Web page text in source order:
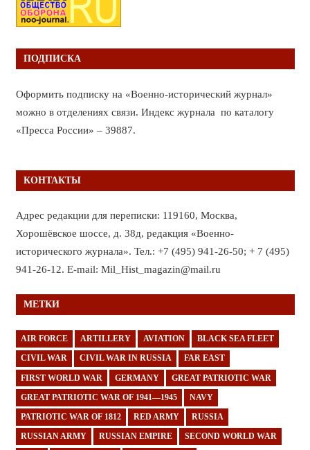
ПОДПИСКА
Оформить подписку на «Военно-исторический журнал»
можно в отделениях связи. Индекс журнала по каталогу
«Пресса России» – 39887.
КОНТАКТЫ
Адрес редакции для переписки: 119160, Москва,
Хорошёвское шоссе, д. 38д, редакция «Военно-
исторического журнала». Тел.: +7 (495) 941-26-50; + 7 (495)
941-26-12. E-mail: Mil_Hist_magazin@mail.ru
МЕТКИ
AIR FORCE ARTILLERY AVIATION BLACK SEA FLEET
CIVIL WAR CIVIL WAR IN RUSSIA FAR EAST
FIRST WORLD WAR GERMANY GREAT PATRIOTIC WAR
GREAT PATRIOTIC WAR OF 1941—1945 NAVY
PATRIOTIC WAR OF 1812 RED ARMY RUSSIA
RUSSIAN ARMY RUSSIAN EMPIRE SECOND WORLD WAR